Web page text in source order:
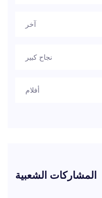
آخر
نجاح كبير
أفلام
المشاركات الشعبية